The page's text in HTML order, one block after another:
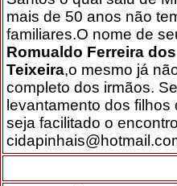
mais de 50 anos não
familiares.O nome de
Romualdo Ferreira
Teixeira,o mesmo já
completo dos irmãos.
levantamento dos
seja facilitado o